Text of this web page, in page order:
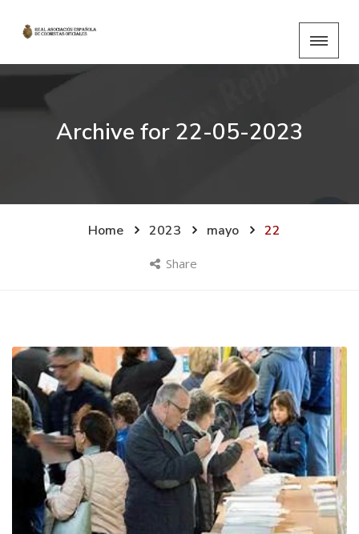
Archive for 22-05-2023
Home 2023 mayo 22
Share